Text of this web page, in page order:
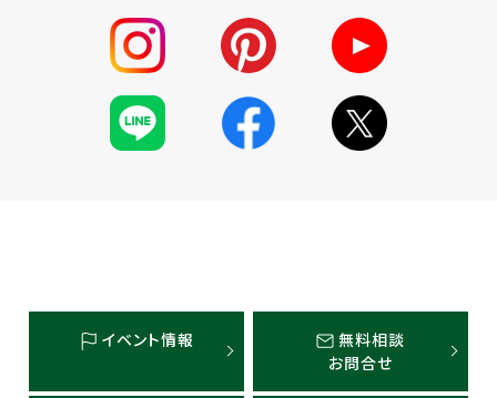
イベント情報
無料相談
お問合せ